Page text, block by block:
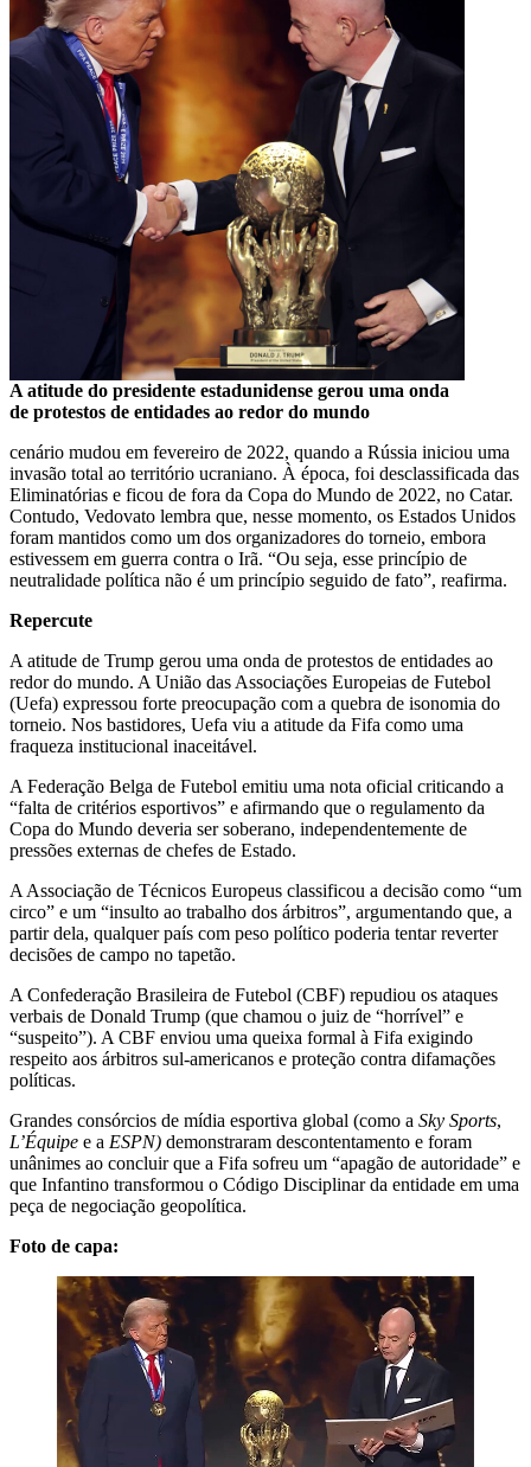
A atitude do presidente estadunidense gerou uma onda
de protestos de entidades ao redor do mundo
cenário mudou em fevereiro de 2022, quando a Rússia iniciou uma
invasão total ao território ucraniano. À época, foi desclassificada das
Eliminatórias e ficou de fora da Copa do Mundo de 2022, no Catar.
Contudo, Vedovato lembra que, nesse momento, os Estados Unidos
foram mantidos como um dos organizadores do torneio, embora
estivessem em guerra contra o Irã. “Ou seja, esse princípio de
neutralidade política não é um princípio seguido de fato”, reafirma.
Repercute
A atitude de Trump gerou uma onda de protestos de entidades ao
redor do mundo. A União das Associações Europeias de Futebol
(Uefa) expressou forte preocupação com a quebra de isonomia do
torneio. Nos bastidores, Uefa viu a atitude da Fifa como uma
fraqueza institucional inaceitável.
A Federação Belga de Futebol emitiu uma nota oficial criticando a
“falta de critérios esportivos” e afirmando que o regulamento da
Copa do Mundo deveria ser soberano, independentemente de
pressões externas de chefes de Estado.
A Associação de Técnicos Europeus classificou a decisão como “um
circo” e um “insulto ao trabalho dos árbitros”, argumentando que, a
partir dela, qualquer país com peso político poderia tentar reverter
decisões de campo no tapetão.
A Confederação Brasileira de Futebol (CBF) repudiou os ataques
verbais de Donald Trump (que chamou o juiz de “horrível” e
“suspeito”). A CBF enviou uma queixa formal à Fifa exigindo
respeito aos árbitros sul-americanos e proteção contra difamações
políticas.
Grandes consórcios de mídia esportiva global (como a Sky Sports,
L’Équipe e a ESPN) demonstraram descontentamento e foram
unânimes ao concluir que a Fifa sofreu um “apagão de autoridade” e
que Infantino transformou o Código Disciplinar da entidade em uma
peça de negociação geopolítica.
Foto de capa: